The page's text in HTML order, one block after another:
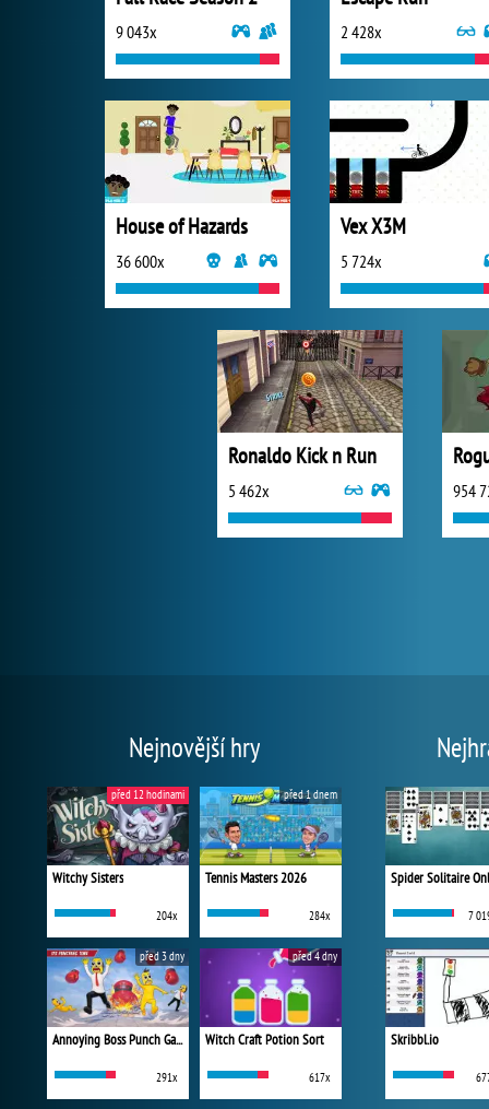
9 043x 2 428x
House of Hazards
36 600x
Vex X3M
5 724x
Ronaldo Kick n Run
5 462x 954
Nejnovější hry
Witchy Sisters
204x
před 12 hodinami
Tennis Masters 2026
284x
před 1 dnem
Annoying Boss Punch Game
291x
před 3 dny
Witch Craft Potion Sort
617x
před 4 dny
Spider Solitaire
7
Skribbl.io